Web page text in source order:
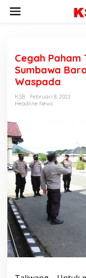
Cegah Paham
Sumbawa
Waspada
KSB
Februari 8, 2022
Headline News